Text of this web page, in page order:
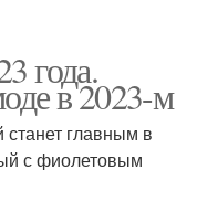
года.
в 2023-м
станет главным в
с фиолетовым